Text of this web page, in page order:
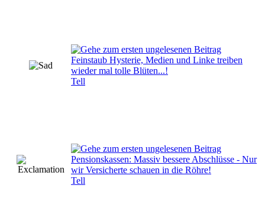
Feinstaub Hysterie, Medien und Linke treiben
wieder mal tolle Blüten...!
Tell
Pensionskassen: Massiv bessere Abschlüsse - Nur
wir Versicherte schauen in die Röhre!
Tell